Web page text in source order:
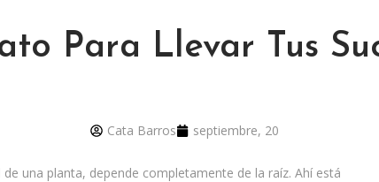
Para Llevar Tus
Cata Barros septiembre, 20
una planta, depende completamente de la raíz. Ahí está